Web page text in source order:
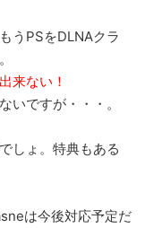
うPSをDLNAクラ
来ない！
いですが・・・。
しょ。特典もある
は今後対応予定だ